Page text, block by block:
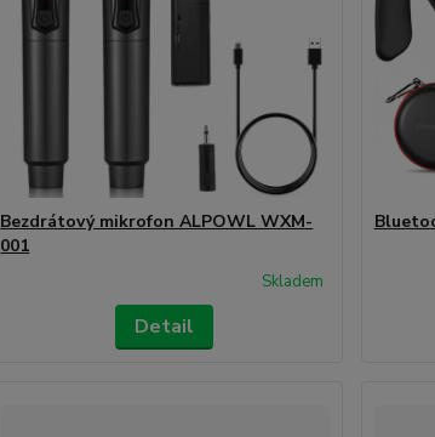
Bezdrátový mikrofon ALPOWL WXM-
001
Skladem
Detail